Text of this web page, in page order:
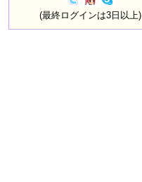
(最終ログインは3日以上)